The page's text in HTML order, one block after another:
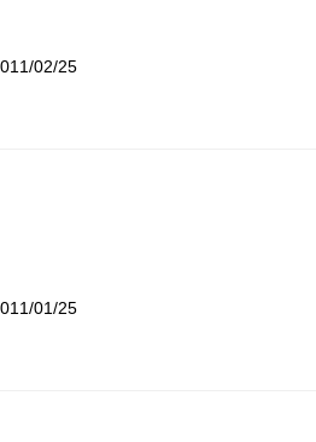
02/25
01/25